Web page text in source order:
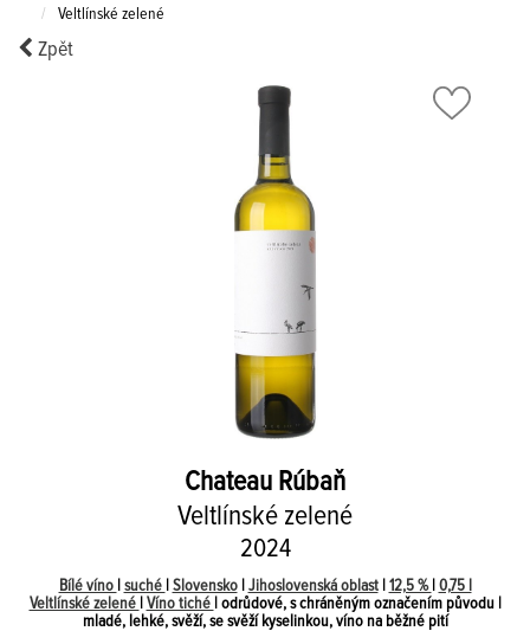
Veltlínské zelené
Zpět
Chateau Rúbaň
Veltlínské zelené
2024
Bílé víno suché Slovensko| Jihoslovenská oblast| 12,5 % 0,75 l
Veltlínské zelené
Víno tiché
| odrůdové, s chráněným označením původu |
mladé, lehké, svěží, se svěží kyselinkou, víno na běžné pití